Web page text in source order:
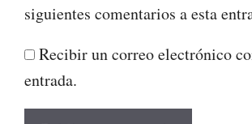
siguientes comentarios a esta
Recibir un correo electrónico
entrada.